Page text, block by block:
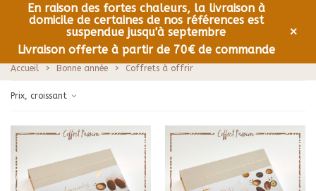
Menu 0
Accueil > Bonne année > Coffrets à offrir
Prix, croissant
En raison des fortes chaleurs, la livraison à
domicile de certaines de nos références est
suspendue jusqu'à septembre
Livraison offerte à partir de 70€ de commande
×